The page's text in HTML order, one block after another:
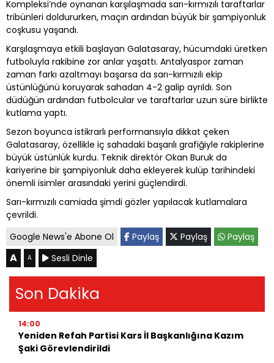
Kompleksi’nde oynanan karşılaşmada sarı-kırmızılı taraftarlar
tribünleri doldururken, maçın ardından büyük bir şampiyonluk
coşkusu yaşandı.
Karşılaşmaya etkili başlayan Galatasaray, hücumdaki üretken
futboluyla rakibine zor anlar yaşattı. Antalyaspor zaman
zaman farkı azaltmayı başarsa da sarı-kırmızılı ekip
üstünlüğünü koruyarak sahadan 4-2 galip ayrıldı. Son
düdüğün ardından futbolcular ve taraftarlar uzun süre birlikte
kutlama yaptı.
Sezon boyunca istikrarlı performansıyla dikkat çeken
Galatasaray, özellikle iç sahadaki başarılı grafiğiyle rakiplerine
büyük üstünlük kurdu. Teknik direktör Okan Buruk da
kariyerine bir şampiyonluk daha ekleyerek kulüp tarihindeki
önemli isimler arasındaki yerini güçlendirdi.
Sarı-kırmızılı camiada şimdi gözler yapılacak kutlamalara
çevrildi.
Google News'e Abone Ol
Paylaş Paylaş Paylaş
A A Sesli Dinle
Son Dakika
14:00
Yeniden Refah Partisi Kars İl Başkanlığına Kazım
Şaki Görevlendirildi